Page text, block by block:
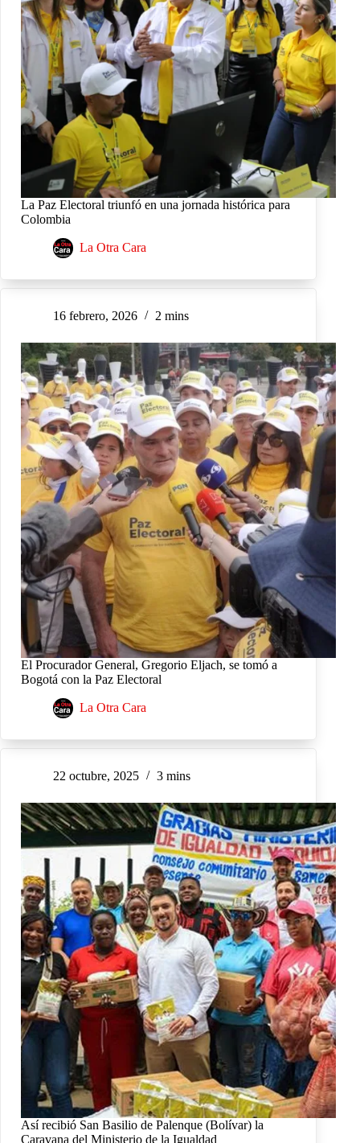
La Paz Electoral triunfó en una jornada histórica para
Colombia
La Otra Cara
16 febrero, 2026 2 mins
El Procurador General, Gregorio Eljach, se tomó a
Bogotá con la Paz Electoral
La Otra Cara
22 octubre, 2025 3 mins
Así recibió San Basilio de Palenque (Bolívar) la
Caravana del Ministerio de la Igualdad